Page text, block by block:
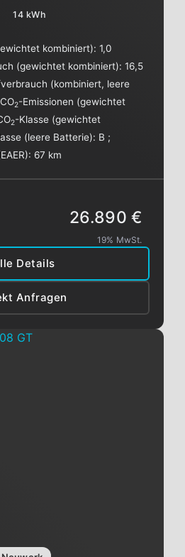
14 kWh
kombiniert):1,0
(gewichtet kombiniert):16,5
(kombiniert, leere
CO2-Emissionen (gewichtet
2-Klasse (gewichtet
(leere Batterie): B ;
67 km
Details
Anfragen
26.890 €
19% MwSt.